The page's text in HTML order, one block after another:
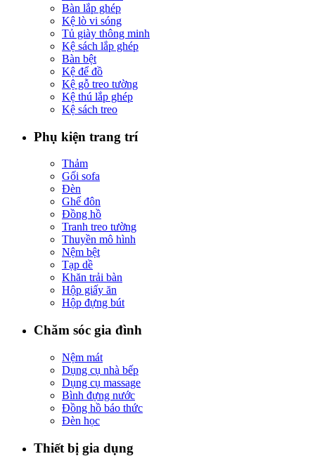
Bàn lắp ghép
Kệ lò vi sóng
Tủ giày thông minh
Kệ sách lắp ghép
Bàn bệt
Kệ để đồ
Kệ gỗ treo tường
Kệ thú lắp ghép
Kệ sách treo
Phụ kiện trang trí
Thảm
Gối sofa
Đèn
Ghế đôn
Đồng hồ
Tranh treo tường
Thuyền mô hình
Nệm bệt
Tạp dề
Khăn trải bàn
Hộp giấy ăn
Hộp đựng bút
Chăm sóc gia đình
Nệm mát
Dụng cụ nhà bếp
Dụng cụ massage
Bình đựng nước
Đồng hồ báo thức
Đèn học
Thiết bị gia dụng